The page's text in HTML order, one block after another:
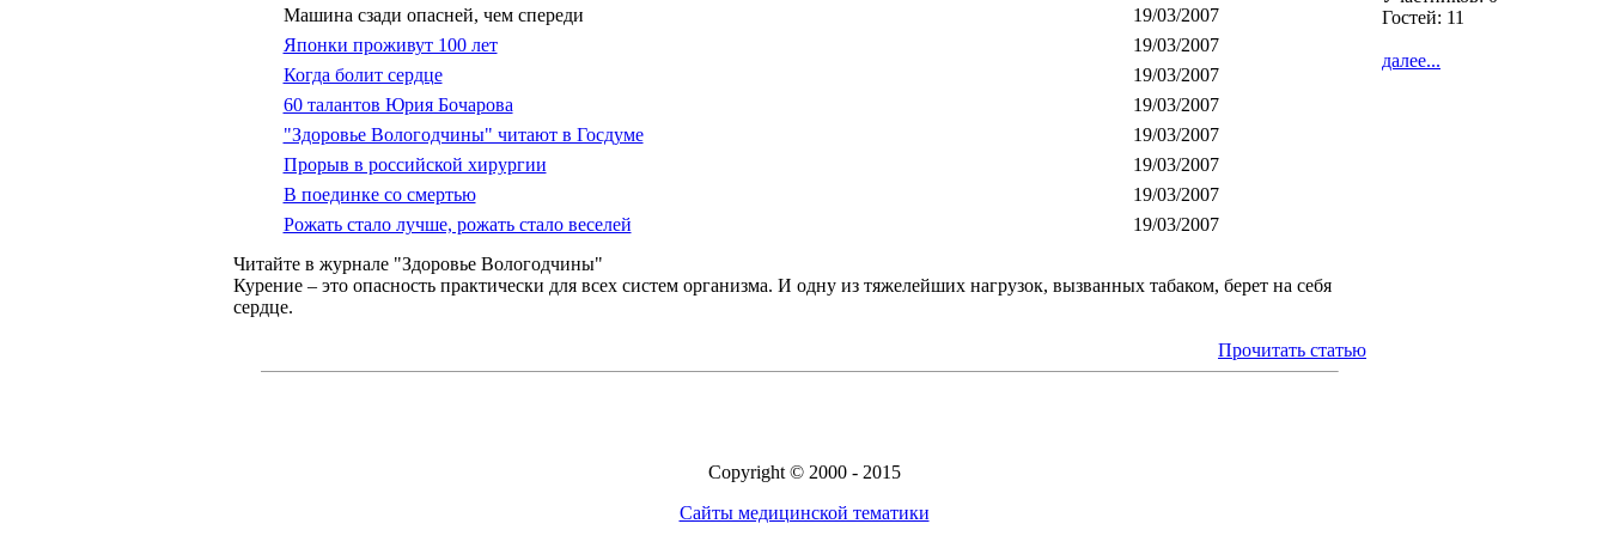
Машина сзади опасней, чем спереди
19/03/2007
Японки проживут 100 лет
19/03/2007
Когда болит сердце
19/03/2007
60 талантов Юрия Бочарова
19/03/2007
"Здоровье Вологодчины" читают в Госдуме
19/03/2007
Прорыв в российской хирургии
19/03/2007
В поединке со смертью
19/03/2007
Рожать стало лучше, рожать стало веселей
19/03/2007
Читайте в журнале "Здоровье Вологодчины"
Курение – это опасность практически для всех систем организма. И одну из тяжелейших нагрузок, вызванных табаком, берет на себя
сердце.
Прочитать статью
Гостей: 11
далее...
Copyright © 2000 - 2015
Сайты медицинской тематики